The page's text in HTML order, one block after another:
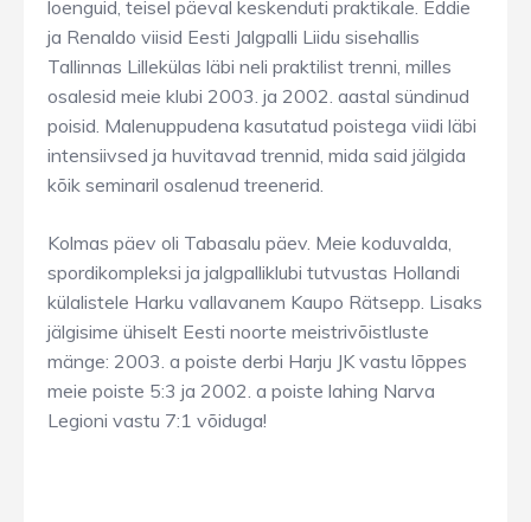
loenguid, teisel päeval keskenduti praktikale. Eddie
ja Renaldo viisid Eesti Jalgpalli Liidu sisehallis
Tallinnas Lillekülas läbi neli praktilist trenni, milles
osalesid meie klubi 2003. ja 2002. aastal sündinud
poisid. Malenuppudena kasutatud poistega viidi läbi
intensiivsed ja huvitavad trennid, mida said jälgida
kõik seminaril osalenud treenerid.
Kolmas päev oli Tabasalu päev. Meie koduvalda,
spordikompleksi ja jalgpalliklubi tutvustas Hollandi
külalistele Harku vallavanem Kaupo Rätsepp. Lisaks
jälgisime ühiselt Eesti noorte meistrivõistluste
mänge: 2003. a poiste derbi Harju JK vastu lõppes
meie poiste 5:3 ja 2002. a poiste lahing Narva
Legioni vastu 7:1 võiduga!